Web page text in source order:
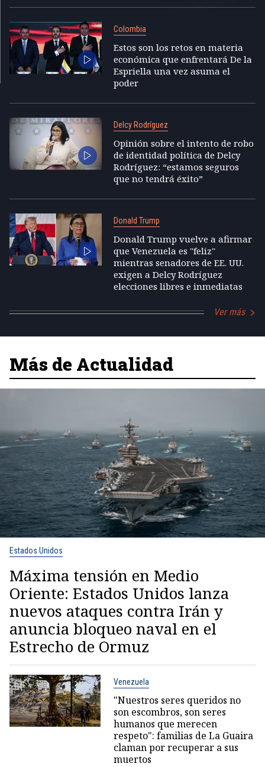
Colombia
Estos son los retos en materia
económica que enfrentará De la
Espriella una vez asuma el
poder
Delcy Rodríguez
Opinión sobre el intento de robo
de identidad política de Delcy
Rodríguez: “estamos seguros
que no tendrá éxito”
Donald Trump
Donald Trump vuelve a afirmar
que Venezuela es "feliz"
mientras senadores de EE. UU.
exigen a Delcy Rodríguez
elecciones libres e inmediatas
Ver más
Más de Actualidad
Estados Unidos
Máxima tensión en Medio
Oriente: Estados Unidos lanza
nuevos ataques contra Irán y
anuncia bloqueo naval en el
Estrecho de Ormuz
Venezuela
"Nuestros seres queridos no
son escombros, son seres
humanos que merecen
respeto": familias de La Guaira
claman por recuperar a sus
muertos